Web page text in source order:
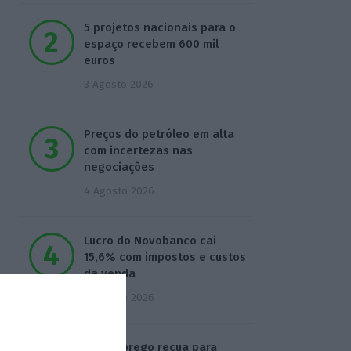
5 projetos nacionais para o
espaço recebem 600 mil
euros
3 Agosto 2026
Preços do petróleo em alta
com incertezas nas
negociações
4 Agosto 2026
Lucro do Novobanco cai
15,6% com impostos e custos
da venda
4 Agosto 2026
Desemprego recua para